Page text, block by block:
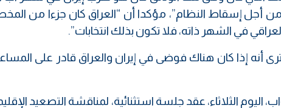
من أجل إسقاط النظام”، مؤكدا أن “العراق كان جزءا من
في الشهر ذاته، فلا تكون بذلك انتخابات”.
ترى أنه إذا كان هناك فوضى في إيران والعراق قادر على
اليوم الثلاثاء، عقد جلسة استثنائية، لمناقشة التصعيد